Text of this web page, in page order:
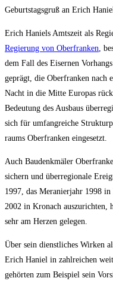
Geburts­tags­gruß an Erich
Erich Hani­els Amts­zeit als
Regie­rung von Ober­fran­ken ,
dem Fall des Eiser­nen
geprägt, die Ober­fran­ken nach
Nacht in die Mit­te Euro­pas
Bedeu­tung des Aus­baus
sich für umfang­rei­che
raums Ober­fran­ken eingesetzt.
Auch Bau­denk­mä­ler
sichern und über­re­gio­na­le
1997, das Mera­ni­er­jahr 1998 in
2002 in Kro­nach aus­zu­rich­ten,
sehr am Her­zen gelegen.
Über sein dienst­li­ches Wir­ken
Erich Hani­el in zahl­rei­chen
gehör­ten zum Bei­spiel sein